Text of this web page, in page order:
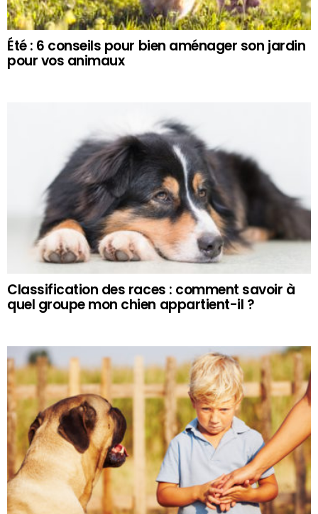
Été : 6 conseils pour bien aménager son jardin
pour vos animaux
Classification des races : comment savoir à
quel groupe mon chien appartient-il ?